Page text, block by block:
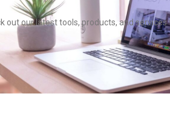
out our latest tools, products, and